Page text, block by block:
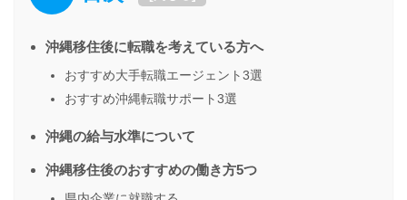
沖縄移住後に転職を考えている方へ
おすすめ大手転職エージェント3選
おすすめ沖縄転職サポート3選
沖縄の給与水準について
沖縄移住後のおすすめの働き方5つ